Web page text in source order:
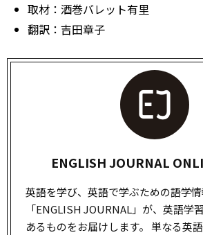
取材：酒巻バレット有里
翻訳：吉田章子
ENGLISH JOURNAL
英語を学び、英語で学ぶための語学
「ENGLISH JOURNAL」が、英語学
あるものをお届けします。 単なる英